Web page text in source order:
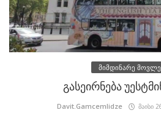
მიმდინარე
გასეირნება
Davit.Gamcemlidze მაისი